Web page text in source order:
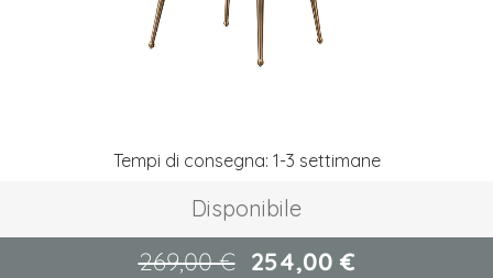
Tempi di consegna: 1-3 settimane
Disponibile
254,00 €
269,00 €